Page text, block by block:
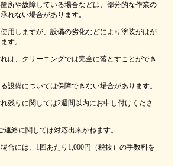
所や故障している場合などは、部分的な作業の
れない場合があります。
用しますが、設備の劣化などにより塗装がはが
す。
は、クリーニングでは完全に落とすことができ
設備については保障できない場合があります。
残りに関しては2週間以内にお申し付けくださ
絡に関しては対応出来かねます。
合には、1回あたり1,000円（税抜）の手数料を